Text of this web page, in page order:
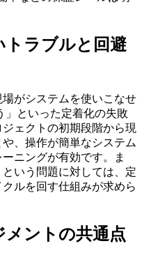
トラブルと回避
がシステムを使いこなせ
」といった定着化の失敗
ェクトの初期段階から現
や、操作が簡単なシステム
ニングが有効です。ま
いう問題に対しては、定
ルを回す仕組みが求めら
メントの共通点